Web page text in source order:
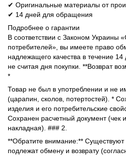
✔ Оригинальные материалы от
✔ 14 дней для обращения
Подробнее о гарантии
В соответствии с Законом Украины
потребителей», вы имеете право
надлежащего качества в течение 14
не считая дня покупки. **Возврат
*
Товар не был в употреблении и не
(царапин, сколов, потертостей). *
изделия и его потребительские
Сохранен расчетный документ (чек
накладная). ### 2.
**Обратите внимание:**
подлежат обмену и возврату